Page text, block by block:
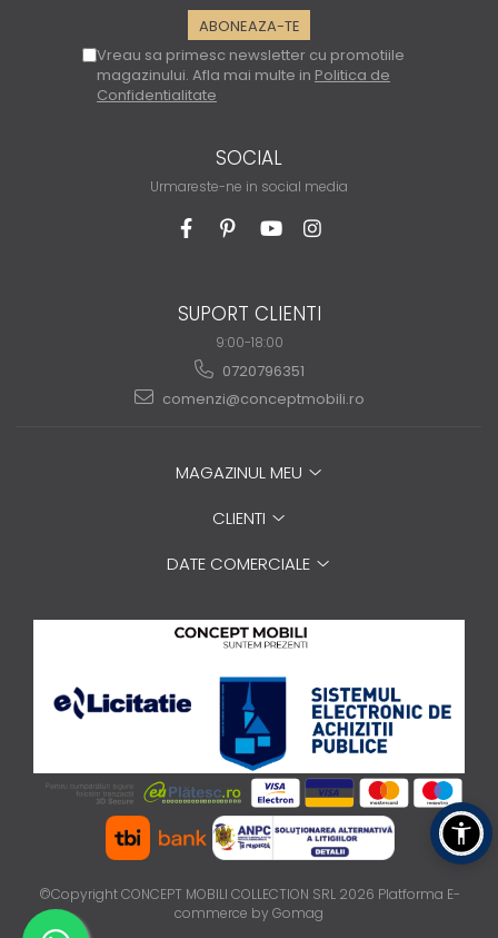
Vreau sa primesc newsletter cu promotiile
magazinului. Afla mai multe in Politica de
Confidentialitate
SOCIAL
Urmareste-ne in social media
SUPORT CLIENTI
9:00-18:00
0720796351
comenzi@conceptmobili.ro
MAGAZINUL MEU
CLIENTI
DATE COMERCIALE
©Copyright CONCEPT MOBILI COLLECTION SRL 2026 Platforma E-
commerce by Gomag